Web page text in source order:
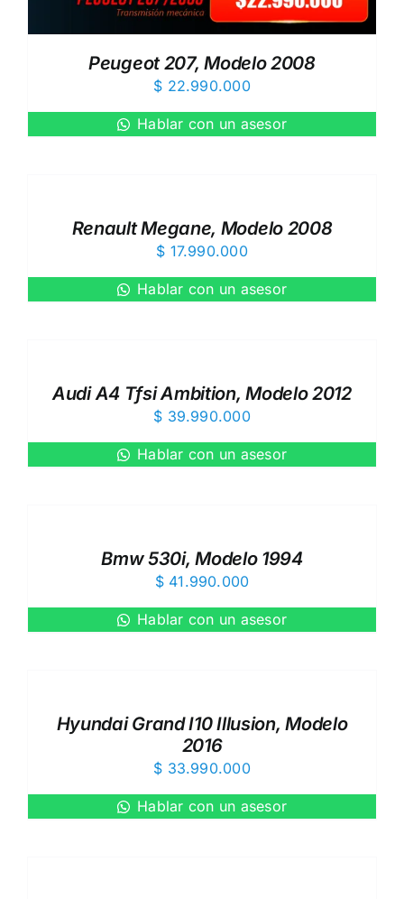
Peugeot 207, Modelo 2008
$ 22.990.000
Hablar con un asesor
Renault Megane, Modelo 2008
$ 17.990.000
Hablar con un asesor
Audi A4 Tfsi Ambition, Modelo 2012
$ 39.990.000
Hablar con un asesor
Bmw 530i, Modelo 1994
$41.990.000
Hablar con un asesor
Hyundai Grand I10 Illusion, Modelo
2016
$ 33.990.000
Hablar con un asesor